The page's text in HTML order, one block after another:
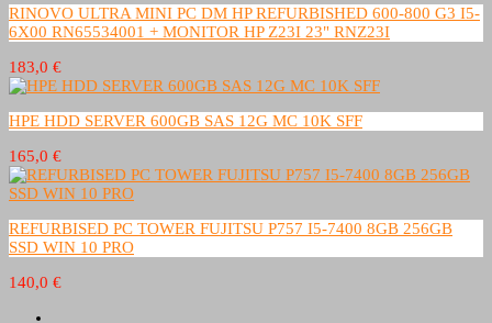
RINOVO ULTRA MINI PC DM HP REFURBISHED 600-800 G3 I5-
6X00 RN65534001 + MONITOR HP Z23I 23" RNZ23I
183,0 €
HPE HDD SERVER 600GB SAS 12G MC 10K SFF
165,0 €
REFURBISED PC TOWER FUJITSU P757 I5-7400 8GB 256GB
SSD WIN 10 PRO
140,0 €